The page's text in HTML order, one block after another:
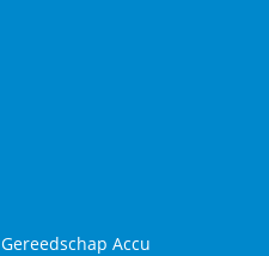
Gereedschap Accu